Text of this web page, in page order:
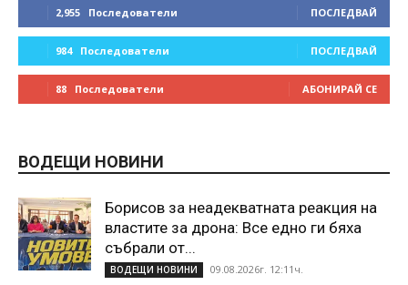
2,955 Последователи ПОСЛЕДВАЙ
984 Последователи ПОСЛЕДВАЙ
88 Последователи АБОНИРАЙ СЕ
ВОДЕЩИ НОВИНИ
Борисов за неадекватната реакция на
властите за дрона: Все едно ги бяха
събрали от...
ВОДЕЩИ НОВИНИ 09.08.2026г. 12:11ч.